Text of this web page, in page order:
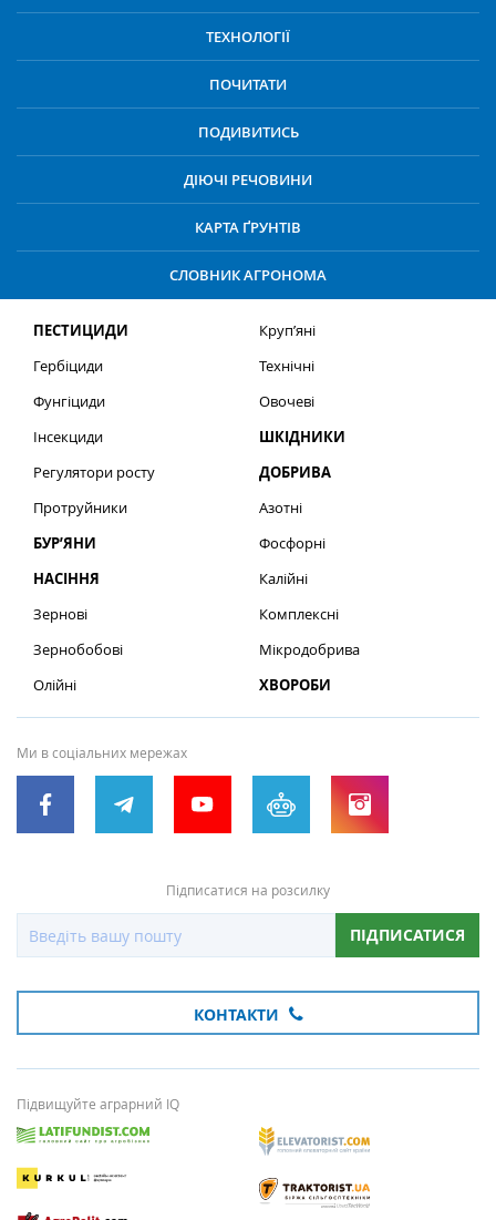
ТЕХНОЛОГІЇ
ПОЧИТАТИ
ПОДИВИТИСЬ
ДІЮЧІ РЕЧОВИНИ
КАРТА ҐРУНТІВ
СЛОВНИК АГРОНОМА
ПЕСТИЦИДИ
Гербіциди
Фунгіциди
Інсекциди
Регулятори росту
Протруйники
БУР’ЯНИ
НАСІННЯ
Зернові
Зернобобові
Олійні
Круп’яні
Технічні
Овочеві
ШКІДНИКИ
ДОБРИВА
Азотні
Фосфорні
Калійні
Комплексні
Мікродобрива
ХВОРОБИ
Ми в соціальних мережах
Підписатися на розсилку
ПІДПИСАТИСЯ
КОНТАКТИ
Підвищуйте аграрний IQ